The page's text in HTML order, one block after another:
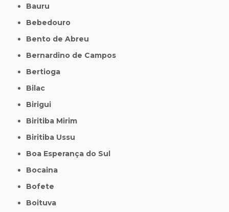
Bauru
Bebedouro
Bento de Abreu
Bernardino de Campos
Bertioga
Bilac
Birigui
Biritiba Mirim
Biritiba Ussu
Boa Esperança do Sul
Bocaina
Bofete
Boituva